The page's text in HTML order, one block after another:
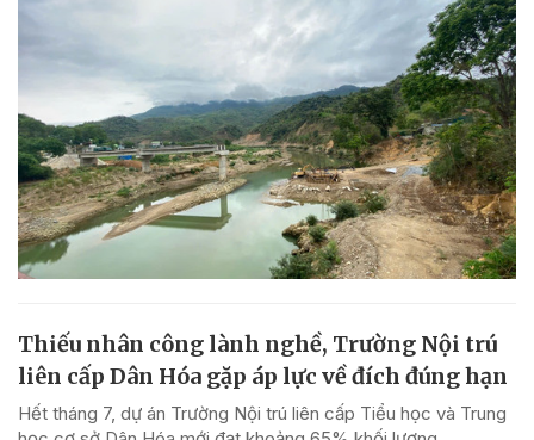
Thiếu nhân công lành nghề, Trường Nội trú
liên cấp Dân Hóa gặp áp lực về đích đúng hạn
Hết tháng 7, dự án Trường Nội trú liên cấp Tiểu học và Trung